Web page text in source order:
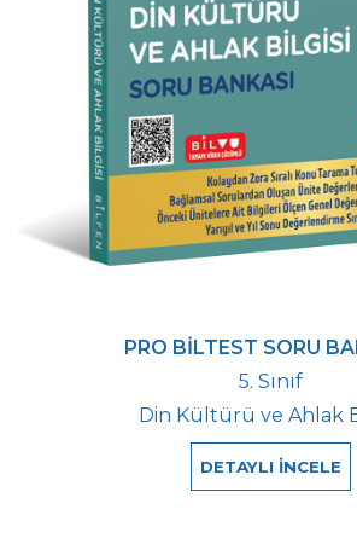
PRO BİLTEST SORU
5. Sınıf
Din Kültürü ve Ahlak
DETAYLI İNCELE